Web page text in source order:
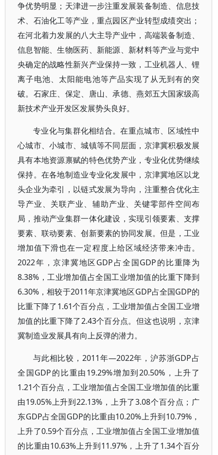
争优势明显；天津进一步注重发展装备制造、信息技
术、石油化工等产业，重点园区产业转型成绩突出；
在河北着力发展的八大主导产业中，高端装备制造、
信息智能、生物医药、新能源、新材料等产业与党中
央确定的战略性新兴产业保持一致，工业机器人、锂
离子电池、太阳能电池等产品实现了从无到有的突
破。石家庄、保定、唐山、承德、燕郊五大国家级高
新技术产业开发区发展势头良好。
专业化与集群化相结合。在重点城市、区域性中
心城市、小城市、城镇等不同层面，京津冀积极发展
具有本地资源禀赋的特色优势产业，专业化优势继续
保持。在各地制造业专业化发展中，京津冀地区以龙
头企业为牵引，以链式发展为导向，注重整合优化主
导产业、关联产业、辅助产业、关键零部件空间布
局，推动产业集群一体化建设，实现引领要素、支撑
要素、联动要素、创新要素的协同发展。但是，工业
增加值下滑也在一定程度上给区域经济带来冲击。
2022年，京津冀地区GDP占全国GDP的比重降为
8.38%，工业增加值占全国工业增加值的比重下降到
6.30%，相较于2011年京津冀地区GDP占全国GDP的
比重下降了1.61个百分点，工业增加值占全国工业增
加值的比重下降了2.43个百分点。但这也说明，京津
冀制造业发展具有向上反弹的潜力。
与此相比较，2011年—2022年，沪苏浙GDP占
全国GDP的比重由19.29%增加到20.50%，上升了
1.21个百分点，工业增加值占全国工业增加值的比重
由19.05%上升到22.13%，上升了3.08个百分点；广
东GDP占全国GDP的比重由10.20%上升到10.79%，
上升了0.59个百分点，工业增加值占全国工业增加值
的比重由10.63%上升到11.97%，上升了1.34个百分